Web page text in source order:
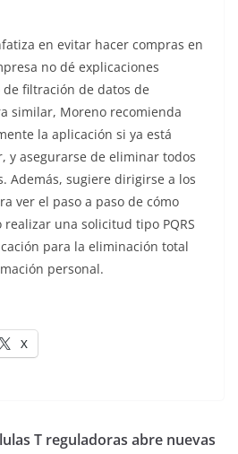
en evitar hacer compras en
no dé explicaciones
filtración de datos de
similar, Moreno recomienda
la aplicación si ya está
y asegurarse de eliminar todos
Además, sugiere dirigirse a los
ver el paso a paso de cómo
una solicitud tipo PQRS
para la eliminación total
personal.
X
T reguladoras abre nuevas